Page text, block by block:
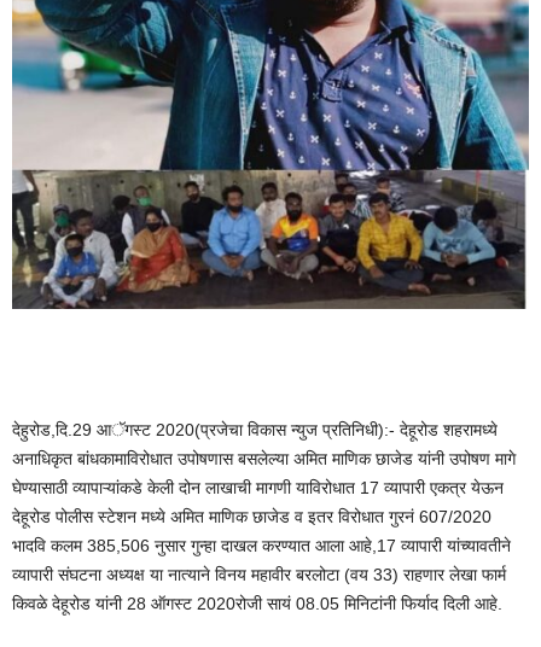
देहुरोड,दि.29 आॅगस्ट 2020(प्रजेचा विकास न्युज प्रतिनिधी):- देहूरोड शहरामध्ये
अनाधिकृत बांधकामाविरोधात उपोषणास बसलेल्या अमित माणिक छाजेड यांनी उपोषण मागे
घेण्यासाठी व्यापाऱ्यांकडे केली दोन लाखाची मागणी याविरोधात 17 व्यापारी एकत्र येऊन
देहूरोड पोलीस स्टेशन मध्ये अमित माणिक छाजेड व इतर विरोधात गुरनं 607/2020
भादवि कलम 385,506 नुसार गुन्हा दाखल करण्यात आला आहे,17 व्यापारी यांच्यावतीने
व्यापारी संघटना अध्यक्ष या नात्याने विनय महावीर बरलोटा (वय 33) राहणार लेखा फार्म
किवळे देहूरोड यांनी 28 ऑगस्ट 2020रोजी सायं 08.05 मिनिटांनी फिर्याद दिली आहे.